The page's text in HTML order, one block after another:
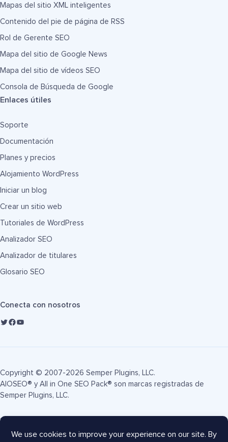
Mapas del sitio XML inteligentes
Contenido del pie de página de RSS
Rol de Gerente SEO
Mapa del sitio de Google News
Mapa del sitio de vídeos SEO
Consola de Búsqueda de Google
Enlaces útiles
Soporte
Documentación
Planes y precios
Alojamiento WordPress
Iniciar un blog
Crear un sitio web
Tutoriales de WordPress
Analizador SEO
Analizador de titulares
Glosario SEO
Conecta con nosotros
Copyright © 2007-2026 Semper Plugins, LLC.
AIOSEO® y All in One SEO Pack® son marcas registradas de
Semper Plugins, LLC.
Términos de servicio
Divulgación FTC
Mapa del sitio Cupón AIOSEO